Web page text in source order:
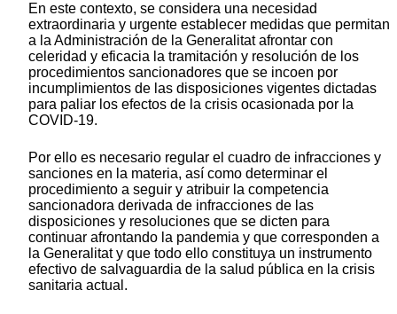
En este contexto, se considera una necesidad
extraordinaria y urgente establecer medidas que permitan
a la Administración de la Generalitat afrontar con
celeridad y eficacia la tramitación y resolución de los
procedimientos sancionadores que se incoen por
incumplimientos de las disposiciones vigentes dictadas
para paliar los efectos de la crisis ocasionada por la
COVID-19.
Por ello es necesario regular el cuadro de infracciones y
sanciones en la materia, así como determinar el
procedimiento a seguir y atribuir la competencia
sancionadora derivada de infracciones de las
disposiciones y resoluciones que se dicten para
continuar afrontando la pandemia y que corresponden a
la Generalitat y que todo ello constituya un instrumento
efectivo de salvaguardia de la salud pública en la crisis
sanitaria actual.